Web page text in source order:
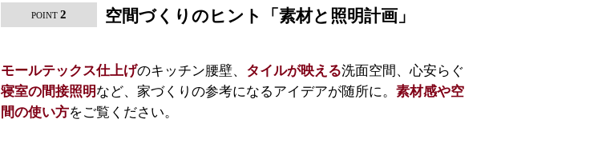
POINT 2 空間づくりのヒント「素材と照明計画」
モールテックス仕上げのキッチン腰壁、 タイルが映える洗面空間、心安らぐ
寝室の間接照明など、家づくりの参考になるアイデアが随所に。 素材感や空
間の使い方をご覧ください。